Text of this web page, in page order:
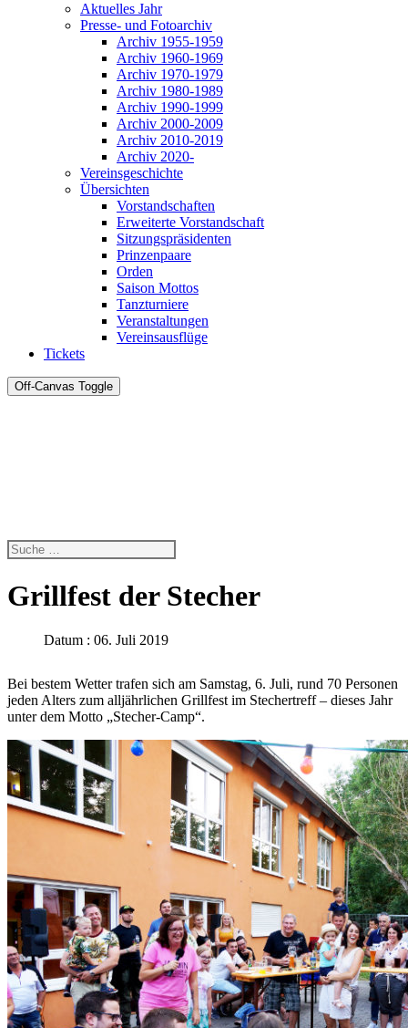
Aktuelles Jahr
Presse- und Fotoarchiv
Archiv 1955-1959
Archiv 1960-1969
Archiv 1970-1979
Archiv 1980-1989
Archiv 1990-1999
Archiv 2000-2009
Archiv 2010-2019
Archiv 2020-
Vereinsgeschichte
Übersichten
Vorstandschaften
Erweiterte Vorstandschaft
Sitzungspräsidenten
Prinzenpaare
Orden
Saison Mottos
Tanzturniere
Veranstaltungen
Vereinsausflüge
Tickets
Off-Canvas Toggle
Grillfest der Stecher
Datum : 06. Juli 2019
Bei bestem Wetter trafen sich am Samstag, 6. Juli, rund 70 Personen
jeden Alters zum alljährlichen Grillfest im Stechertreff – dieses Jahr
unter dem Motto „Stecher-Camp“.